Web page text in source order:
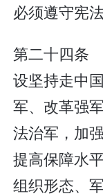
必须遵守宪
第二十四条
设坚持走中
军、改革强
法治军，加
提高保障水
组织形态、